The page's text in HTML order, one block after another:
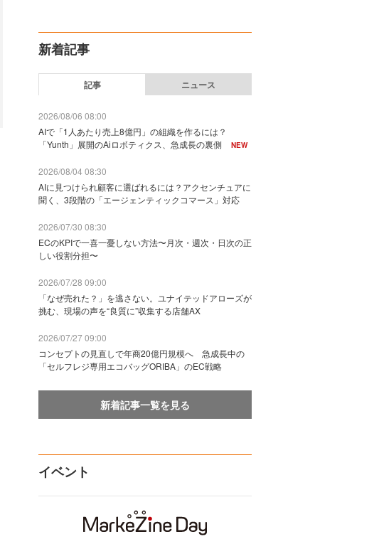
新着記事
記事 ニュース
2026/08/06 08:00
AIで「1人あたり売上8億円」の組織を作るには？
「Yunth」展開のAiロボティクス、急成長の裏側
NEW
2026/08/04 08:30
AIに見つけられ顧客に選ばれるには？アクセンチュアに
聞く、3段階の「エージェンティックコマース」対応
2026/07/30 08:30
ECのKPIで一喜一憂しない方法〜月次・週次・日次の正
しい役割分担〜
2026/07/28 09:00
「なぜ売れた？」を逃さない。ユナイテッドアローズが
挑む、現場の声を“良質に”収集する店舗AX
2026/07/27 09:00
コンセプトの見直しで年商20億円規模へ 急成長中の
「セルフレジ専用エコバッグORIBA」のEC戦略
新着記事一覧を見る
イベント